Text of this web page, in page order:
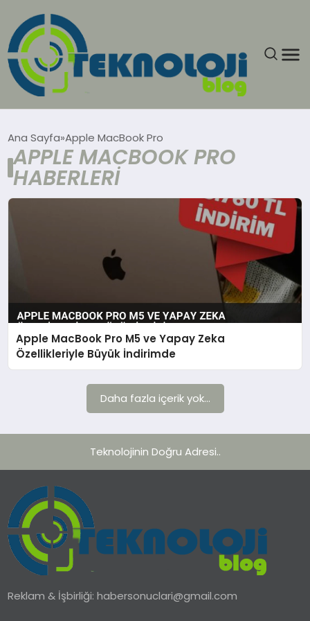
GÜNCEL
EĞITIM
GÜNDEM
TEKNOLOJI
Ana Sayfa Apple MacBook Pro
APPLE MACBOOK PRO
HABERLERI
Apple MacBook Pro M5 ve Yapay Zeka
Özellikleriyle Büyük İndirimde
Daha fazla içerik yok...
Teknolojinin Doğru Adresi..
Reklam & İşbirliği:habersonuclari@gmail.com